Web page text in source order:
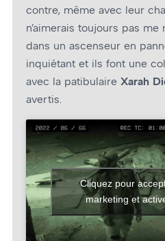
contre, même avec leur
n’aimerais toujours pas
dans un ascenseur en
inquiétant et ils font une
avec la patibulaire Xarah
avertis.
Cliquez pour
marketing et